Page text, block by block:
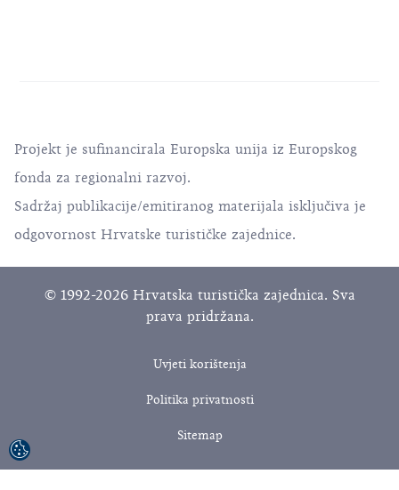
Projekt je sufinancirala Europska unija iz Europskog
fonda za regionalni razvoj.
Sadržaj publikacije/emitiranog materijala isključiva je
odgovornost Hrvatske turističke zajednice.
© 1992-2026 Hrvatska turistička zajednica. Sva
prava pridržana.
Uvjeti korištenja
Politika privatnosti
Sitemap